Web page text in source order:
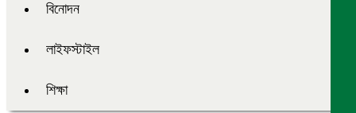
বিনোদন
লাইফস্টাইল
শিক্ষা